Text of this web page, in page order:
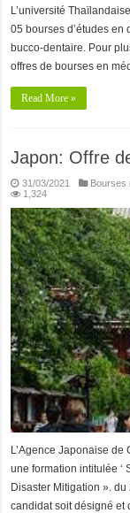
L’université
05 bourses d’études
bucco-dentaire. Pour
offres de bourses en
Read More »
Japon: Offre
31/03/2021 Bourses
1,324
L’Agence Japonaise de
une formation intitulée ‘
Disaster Mitigation ».
candidat soit désigné et